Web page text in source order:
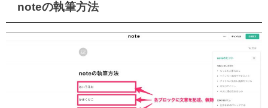
noteの執筆方法